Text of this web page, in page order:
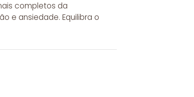
completos da
e ansiedade. Equilibra o